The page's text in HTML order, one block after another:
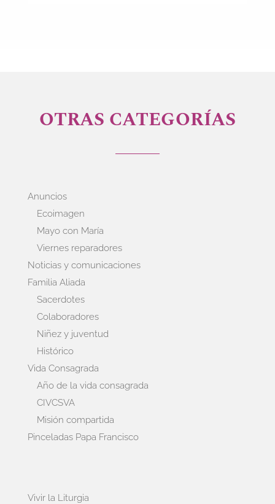
OTRAS CATEGORÍAS
Anuncios
Ecoimagen
Mayo con María
Viernes reparadores
Noticias y comunicaciones
Familia Aliada
Sacerdotes
Colaboradores
Niñez y juventud
Histórico
Vida Consagrada
Año de la vida consagrada
CIVCSVA
Misión compartida
Pinceladas Papa Francisco
Vivir la Liturgia